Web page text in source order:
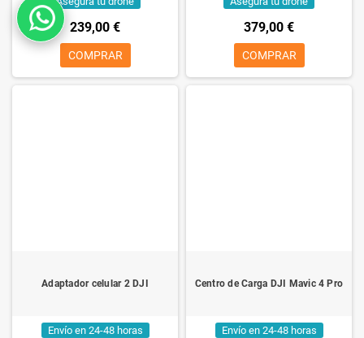
239,00 €
COMPRAR
379,00 €
COMPRAR
Adaptador celular 2 DJI
Envío en 24-48 horas
Centro de Carga DJI Mavic 4 Pro
Envío en 24-48 horas